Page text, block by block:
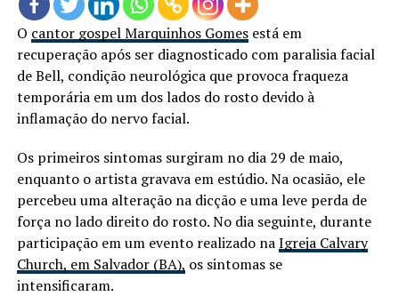
O cantor gospel Marquinhos Gomesestá em
recuperação após ser diagnosticado com paralisia facial
de Bell, condição neurológica que provoca fraqueza
temporária em um dos lados do rosto devido à
inflamação do nervo facial.
Os primeiros sintomas surgiram no dia 29 de maio,
enquanto o artista gravava em estúdio. Na ocasião, ele
percebeu uma alteração na dicção e uma leve perda de
força no lado direito do rosto. No dia seguinte, durante
participação em um evento realizado naIgreja Calvary
Church, em Salvador (BA), os sintomas se
intensificaram.